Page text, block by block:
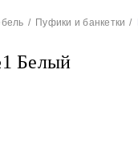
Пуфики и банкетки
Белый